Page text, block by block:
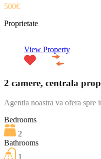
500€
Proprietate
View Property
2 camere, centrala
Agentia noastra va ofera
Bedrooms
2
Bathrooms
1